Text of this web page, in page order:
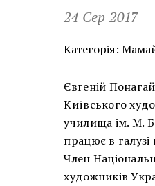
24 Сер 2017
Категорія:
Євгеній
Київського
училища ім. М.
працює в
Член
художників